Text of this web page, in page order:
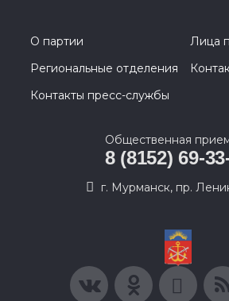
О партии
Лица
Региональные отделения
Контакты пресс-службы
Общественная
8 (8152) 69-
г. Мурманск, пр.